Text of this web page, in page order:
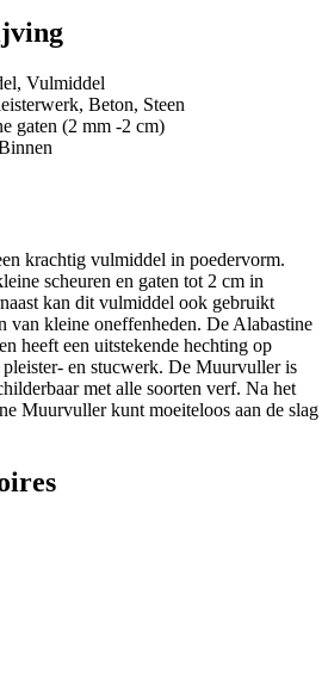
Vulmiddel
Beton, Steen
gaten (2 mm -2 cm)
krachtig vulmiddel in poedervorm.
scheuren en gaten tot 2 cm in
kan dit vulmiddel ook gebruikt
van kleine oneffenheden. De Alabastine
heeft een uitstekende hechting op
pleister- en stucwerk. De Muurvuller is
met alle soorten verf. Na het
Muurvuller kunt moeiteloos aan de slag